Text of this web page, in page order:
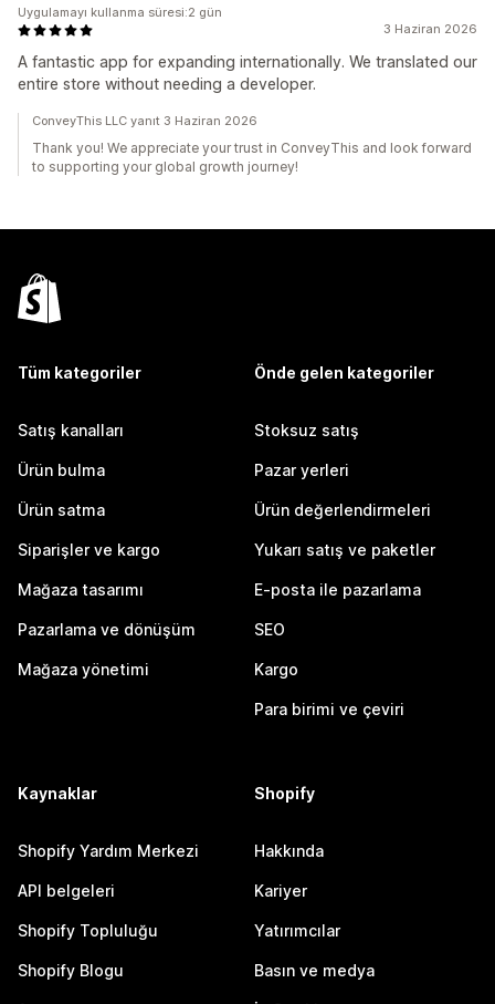
3 Haziran 2026
A fantastic app for expanding internationally. We translated our
entire store without needing a developer.
Uygulamayı kullanma süresi:2 gün
ConveyThis LLC yanıt 3 Haziran 2026
Thank you! We appreciate your trust in ConveyThis and look forward
to supporting your global growth journey!
Tüm kategoriler
Satış kanalları
Ürün bulma
Ürün satma
Siparişler ve kargo
Mağaza tasarımı
Pazarlama ve dönüşüm
Mağaza yönetimi
Önde gelen kategoriler
Stoksuz satış
Pazar yerleri
Ürün değerlendirmeleri
Yukarı satış ve paketler
E-posta ile pazarlama
SEO
Kargo
Para birimi ve çeviri
Kaynaklar
Shopify Yardım Merkezi
API belgeleri
Shopify Topluluğu
Shopify Blogu
Shopify
Hakkında
Kariyer
Yatırımcılar
Basın ve medya